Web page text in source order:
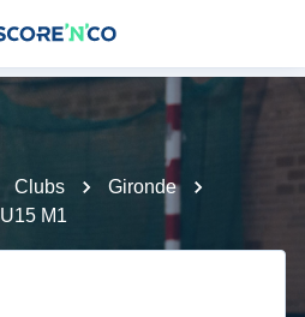
Clubs
Gironde
U15 M1